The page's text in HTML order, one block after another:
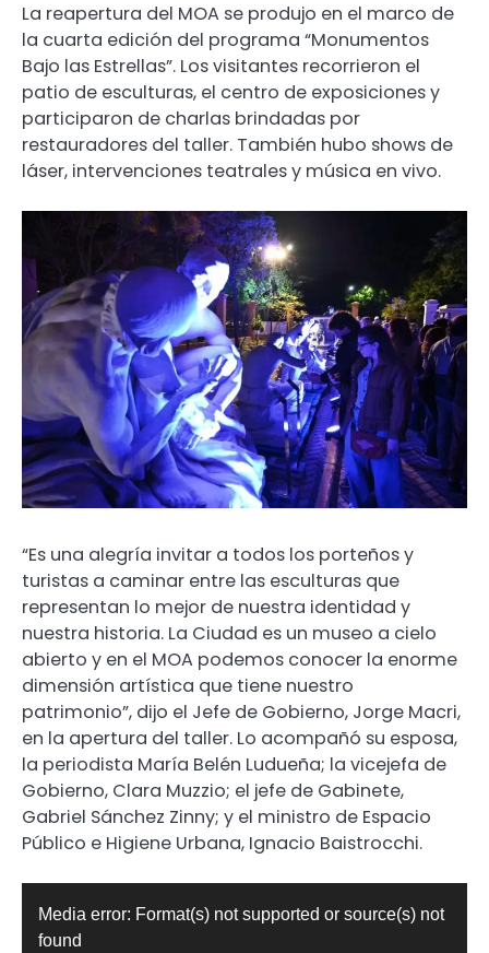
La reapertura del MOA se produjo en el marco de
la cuarta edición del programa “Monumentos
Bajo las Estrellas”. Los visitantes recorrieron el
patio de esculturas, el centro de exposiciones y
participaron de charlas brindadas por
restauradores del taller. También hubo shows de
láser, intervenciones teatrales y música en vivo.
“Es una alegría invitar a todos los porteños y
turistas a caminar entre las esculturas que
representan lo mejor de nuestra identidad y
nuestra historia. La Ciudad es un museo a cielo
abierto y en el MOA podemos conocer la enorme
dimensión artística que tiene nuestro
patrimonio”, dijo el Jefe de Gobierno, Jorge Macri,
en la apertura del taller. Lo acompañó su esposa,
la periodista María Belén Ludueña; la vicejefa de
Gobierno, Clara Muzzio; el jefe de Gabinete,
Gabriel Sánchez Zinny; y el ministro de Espacio
Público e Higiene Urbana, Ignacio Baistrocchi.
de
Media error: Format(s) not supported or source(s) not
found